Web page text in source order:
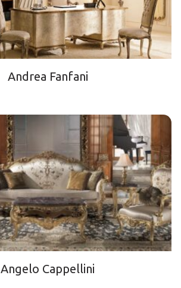
Andrea Fanfani
Angelo Cappellini